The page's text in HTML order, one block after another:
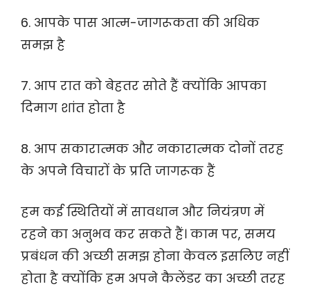
6. आपके पास आत्म-जागरूकता की अधिक
समझ है
7. आप रात को बेहतर सोते हैं क्योंकि आपका
दिमाग शांत होता है
8. आप सकारात्मक और नकारात्मक दोनों तरह
के अपने विचारों के प्रति जागरूक हैं
हम कई स्थितियों में सावधान और नियंत्रण में
रहने का अनुभव कर सकते हैं। काम पर, समय
प्रबंधन की अच्छी समझ होना केवल इसलिए नहीं
होता है क्योंकि हम अपने कैलेंडर का अच्छी तरह